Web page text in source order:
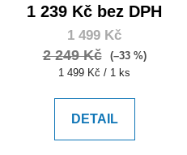
1 239 Kč bez DPH
1 499 Kč
2 249 Kč
(–33 %)
Měrná
1 499 Kč / 1 ks
DETAIL